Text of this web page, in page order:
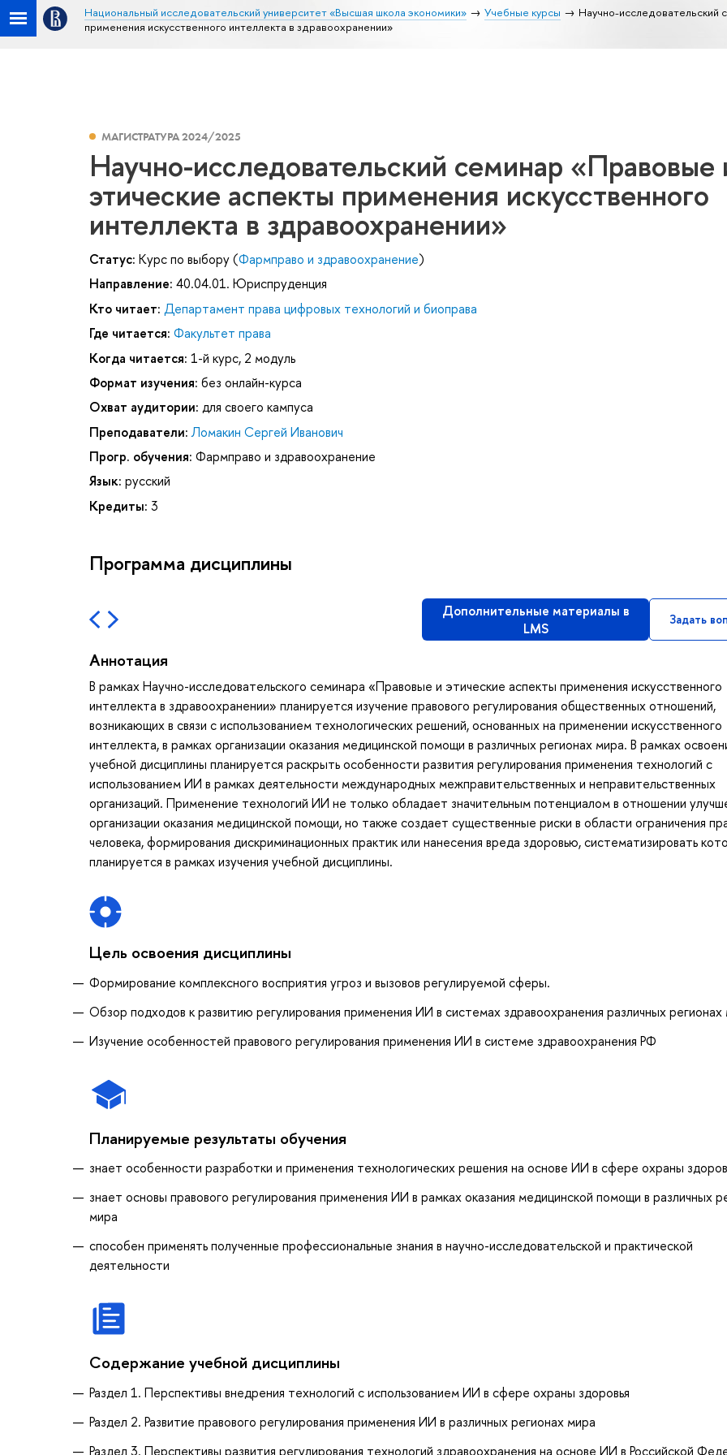
Национальный исследовательский университет «Высшая школа экономики» Учебные курсы
Научно-исследовательский
применения искусственного интеллекта в здравоохранении»
МАГИСТРАТУРА 2024/2025
Научно-исследовательский семинар «Правовые
этические аспекты применения искусственного
интеллекта в здравоохранении»
Статус: Курс по выбору (Фармправо и здравоохранение)
Направление: 40.04.01. Юриспруденция
Кто читает: Департамент права цифровых технологий и биоправа
Где читается: Факультет права
Когда читается: 1-й курс, 2 модуль
Формат изучения: без онлайн-курса
Охват аудитории: для своего кампуса
Преподаватели: Ломакин Сергей Иванович
Прогр. обучения: Фармправо и здравоохранение
Язык: русский
Кредиты: 3
Программа дисциплины
Дополнительные материалы в
LMS
Задать
Аннотация
В рамках Научно-исследовательского семинара «Правовые и этические аспекты применения искусственного
интеллекта в здравоохранении» планируется изучение правового регулирования общественных отношений,
возникающих в связи с использованием технологических решений, основанных на применении искусственного
интеллекта, в рамках организации оказания медицинской помощи в различных регионах мира. В рамках
учебной дисциплины планируется раскрыть особенности развития регулирования применения технологий с
использованием ИИ в рамках деятельности международных межправительственных и неправительственных
организаций. Применение технологий ИИ не только обладает значительным потенциалом в отношении
организации оказания медицинской помощи, но также создает существенные риски в области ограничения
человека, формирования дискриминационных практик или нанесения вреда здоровью, систематизировать
планируется в рамках изучения учебной дисциплины.
Цель освоения дисциплины
Формирование комплексного восприятия угроз и вызовов регулируемой сферы.
Обзор подходов к развитию регулирования применения ИИ в системах здравоохранения различных регионах
Изучение особенностей правового регулирования применения ИИ в системе здравоохранения РФ
Планируемые результаты обучения
знает особенности разработки и применения технологических решения на основе ИИ в сфере охраны
знает основы правового регулирования применения ИИ в рамках оказания медицинской помощи в различных
мира
способен применять полученные профессиональные знания в научно-исследовательской и практической
деятельности
Содержание учебной дисциплины
Раздел 1. Перспективы внедрения технологий с использованием ИИ в сфере охраны здоровья
Раздел 2. Развитие правового регулирования применения ИИ в различных регионах мира
Раздел 3. Перспективы развития регулирования технологий здравоохранения на основе ИИ в Российской